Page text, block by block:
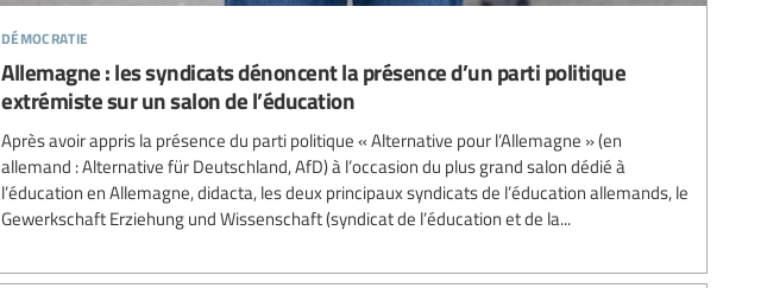
démocratie
Allemagne : les syndicats dénoncent la présence d’un parti politique
extrémiste sur un salon de l’éducation
Après avoir appris la présence du parti politique « Alternative pour l’Allemagne » (en
allemand : Alternative für Deutschland, AfD) à l’occasion du plus grand salon dédié à
l’éducation en Allemagne, didacta, les deux principaux syndicats de l’éducation allemands, le
Gewerkschaft Erziehung und Wissenschaft (syndicat de l’éducation et de la...